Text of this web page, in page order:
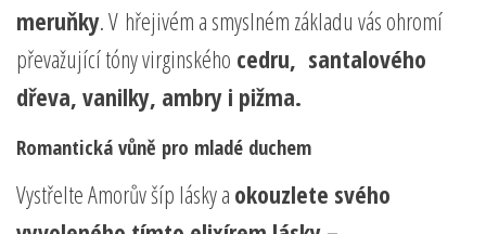
meruňky. V hřejivém a smyslném základu vás ohromí
převažující tóny virginského cedru, santalového
dřeva, vanilky, ambry i pižma.
Romantická vůně pro mladé duchem
Vystřelte Amorův šíp lásky a okouzlete svého